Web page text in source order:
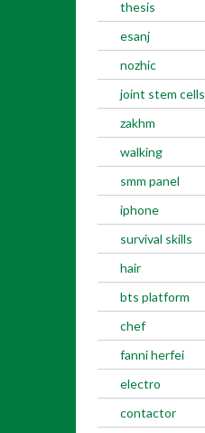
thesis
esanj
nozhic
joint stem cells
zakhm
walking
smm panel
iphone
survival skills
hair
bts platform
chef
fanni herfei
electro
contactor